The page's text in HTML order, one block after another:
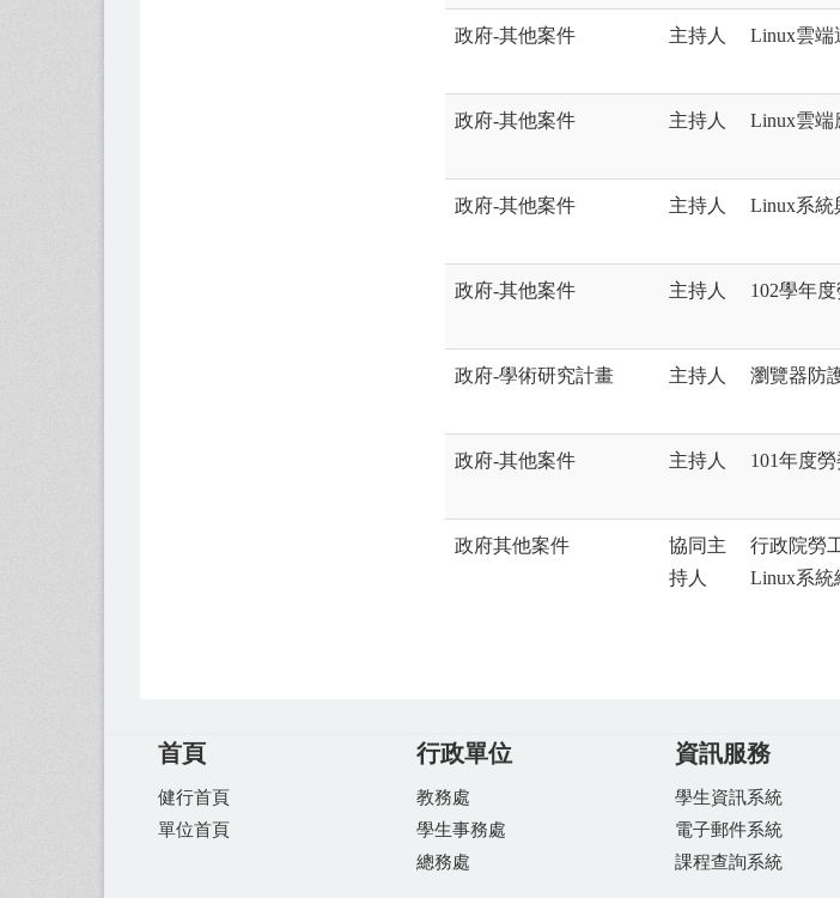
政府-其他案件 主持人 Linux雲端
政府-其他案件 主持人 Linux雲端
政府-其他案件 主持人 Linux系統
政府-其他案件 主持人 102學年
政府-學術研究計畫 主持人 瀏覽器防
政府-其他案件 主持人 101年度
政府其他案件
協同主
持人
行政院勞
Linux系統
首頁
健行首頁
單位首頁
行政單位
教務處
學生事務處
總務處
資訊服務
學生資訊系統
電子郵件系統
課程查詢系統